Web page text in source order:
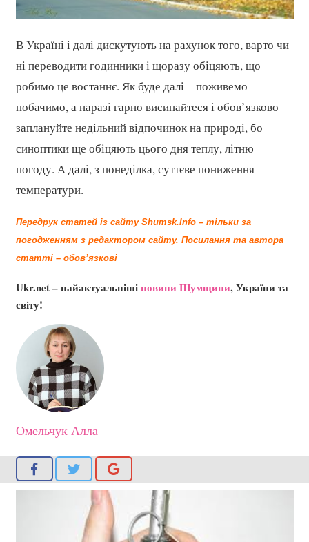
В Україні і далі дискутують на рахунок того, варто чи
ні переводити годинники і щоразу обіцяють, що
робимо це востаннє. Як буде далі – поживемо –
побачимо, а наразі гарно висипайтеся і обов’язково
заплануйте недільний відпочинок на природі, бо
синоптики ще обіцяють цього дня теплу, літню
погоду. А далі, з понеділка, суттєве пониження
температури.
Передрук статей із сайту Shumsk.Info – тільки за
погодженням з редактором сайту. Посилання та автора
статті – обов’язкові
Ukr.net – найактуальнішіновини Шумщини, України та
світу!
Омельчук Алла